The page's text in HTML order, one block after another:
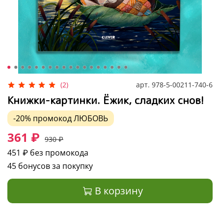
(2) арт. 978-5-00211-740-6
Книжки-картинки. Ёжик, сладких снов!
-20% промокодЛЮБОВЬ
361 ₽ 930 ₽
451 ₽ без промокода
45 бонусов за покупку
В корзину